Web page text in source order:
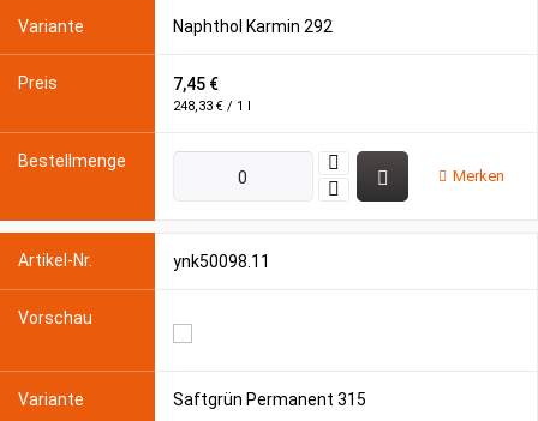
Naphthol Karmin 292
7,45 €
248,33 € / 1 l
Merken
ynk50098.11
Saftgrün Permanent 315